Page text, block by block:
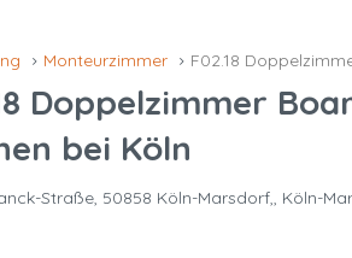
Monteurzimmer F02.18
Doppelzimmer
bei Köln
Straße, 50858 Köln-Marsdorf,, Köln-